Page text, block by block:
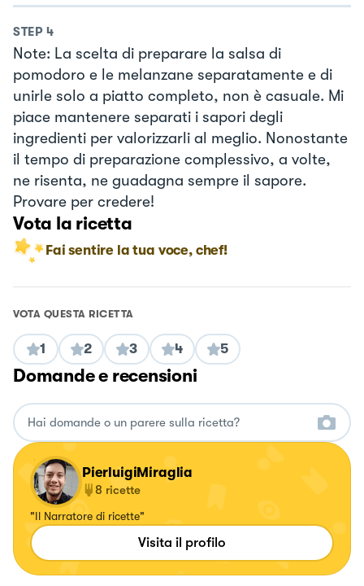
STEP 4
Note: La scelta di preparare la salsa di
pomodoro e le melanzane separatamente e di
unirle solo a piatto completo, non è casuale. Mi
piace mantenere separati i sapori degli
ingredienti per valorizzarli al meglio. Nonostante
il tempo di preparazione complessivo, a volte,
ne risenta, ne guadagna sempre il sapore.
Provare per credere!
Vota la ricetta
Fai sentire la tua voce, chef!
VOTA QUESTA RICETTA
1 2 3 4 5
Domande e recensioni
PierluigiMiraglia
8 ricette
"Il Narratore di ricette"
Visita il profilo